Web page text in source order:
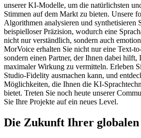
unserer KI-Modelle, um die natürlichsten
Stimmen auf dem Markt zu bieten. Unsere
Algorithmen analysieren und synthetisieren
beispielloser Präzision, wodurch eine
nicht nur verständlich, sondern auch
MorVoice erhalten Sie nicht nur eine Text-
sondern einen Partner, der Ihnen dabei hilft,
maximaler Wirkung zu vermitteln. Erleben
Studio-Fidelity ausmachen kann, und
Möglichkeiten, die Ihnen die KI-
bietet. Treten Sie noch heute unserer
Sie Ihre Projekte auf ein neues Level.
Die Zukunft Ihrer